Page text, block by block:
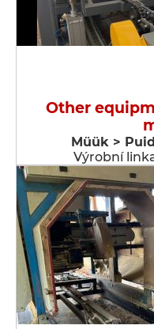
Other
Müük >
Výrobní